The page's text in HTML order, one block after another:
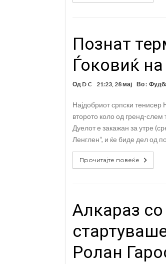
Познат
Ѓоковиќ
Од D C 21:23, 28 мај Во :
Најдобриот српски
второто коло од гренд-
Дуелот е закажан за утре
Ленглен“, и ќе биде дел од
Прочитајте повеќе
Aлкараз
Ролан